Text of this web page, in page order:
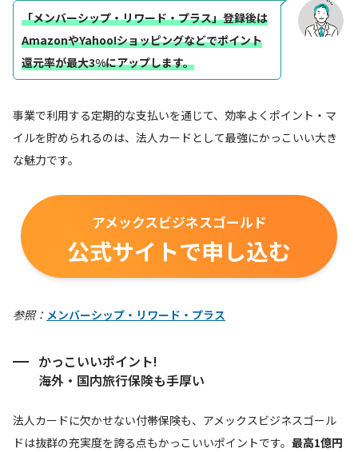
「メンバーシップ・リワード・プラス」登録後は
AmazonやYahoo!ショッピングなどでポイント
還元率が最大3%にアップします。
事業で利用する定期的な支払いを通じて、効率よくポイント・マ
イルを貯められるのは、法人カードとして最強にかっこいい大き
な魅力です。
アメックスビジネスゴールド
公式サイトで申し込む
参照： メンバーシップ・リワード・プラス
かっこいいポイント!
海外・国内旅行保険も手厚い
法人カードに欠かせない付帯保険も、アメックスビジネスゴール
ドは抜群の充実度を誇る点もかっこいいポイントです。 最高1億円